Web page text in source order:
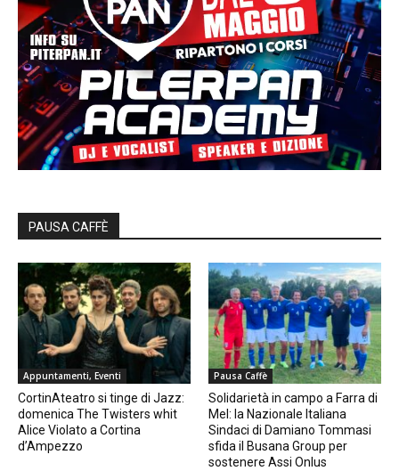
PAUSA CAFFÈ
Appuntamenti, Eventi
CortinAteatro si tinge di Jazz:
domenica The Twisters whit
Alice Violato a Cortina
d’Ampezzo
Pausa Caffè
Solidarietà in campo a Farra di
Mel: la Nazionale Italiana
Sindaci di Damiano Tommasi
sfida il Busana Group per
sostenere Assi Onlus